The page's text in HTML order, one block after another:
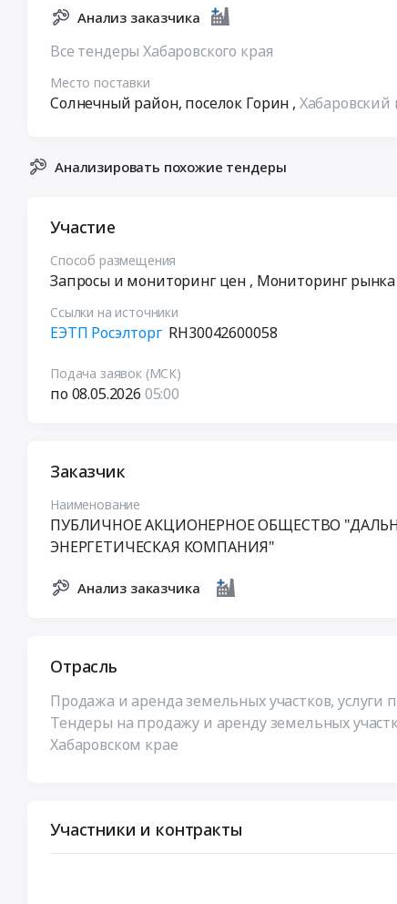
Анализ заказчика
Все тендеры Хабаровского края
Место поставки
Солнечный район, поселок Горин , Хабаровский
Анализировать похожие тендеры
Участие
Способ размещения
Запросы и мониторинг цен , Мониторинг рынка
Ссылки на источники
ЕЭТП Росэлторг RH30042600058
Подача заявок (МСК)
по 08.05.2026 05:00
Заказчик
Наименование
ПУБЛИЧНОЕ АКЦИОНЕРНОЕ ОБЩЕСТВО
ЭНЕРГЕТИЧЕСКАЯ КОМПАНИЯ"
Анализ заказчика
Отрасль
Продажа и аренда земельных участков, услуги
Тендеры на продажу и аренду земельных
Хабаровском крае
Участники и контракты